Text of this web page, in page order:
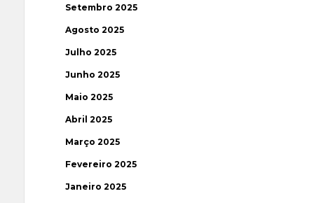
Setembro 2025
Agosto 2025
Julho 2025
Junho 2025
Maio 2025
Abril 2025
Março 2025
Fevereiro 2025
Janeiro 2025